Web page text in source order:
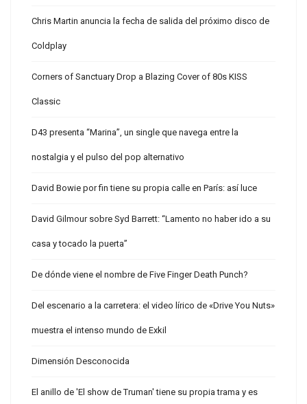
Chris Martin anuncia la fecha de salida del próximo disco de
Coldplay
Corners of Sanctuary Drop a Blazing Cover of 80s KISS
Classic
D43 presenta “Marina”, un single que navega entre la
nostalgia y el pulso del pop alternativo
David Bowie por fin tiene su propia calle en París: así luce
David Gilmour sobre Syd Barrett: “Lamento no haber ido a su
casa y tocado la puerta”
De dónde viene el nombre de Five Finger Death Punch?
Del escenario a la carretera: el video lírico de «Drive You Nuts»
muestra el intenso mundo de Exkil
Dimensión Desconocida
El anillo de 'El show de Truman' tiene su propia trama y es